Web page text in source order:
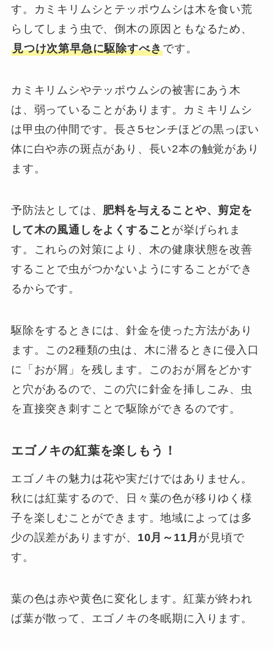
す。カミキリムシとテッポウムシは木を食い荒
らしてしまう虫で、倒木の原因ともなるため、
見つけ次第早急に駆除すべきです。
カミキリムシやテッポウムシの被害にあう木
は、弱っていることがあります。カミキリムシ
は甲虫の仲間です。長さ5センチほどの黒っぽい
体に白や赤の斑点があり、長い2本の触覚があり
ます。
予防法としては、 肥料を与えることや、剪定を
して木の風通しをよくすること が挙げられま
す。これらの対策により、木の健康状態を改善
することで虫がつかないようにすることができ
るからです。
駆除をするときには、針金を使った方法があり
ます。この2種類の虫は、木に潜るときに侵入口
に「おが屑」を残します。このおが屑をどかす
と穴があるので、この穴に針金を挿しこみ、虫
を直接突き刺すことで駆除ができるのです。
エゴノキの紅葉を楽しもう！
エゴノキの魅力は花や実だけではありません。
秋には紅葉するので、日々葉の色が移りゆく様
子を楽しむことができます。地域によっては多
少の誤差がありますが、 10月～11月 が見頃で
す。
葉の色は赤や黄色に変化します。紅葉が終われ
ば葉が散って、エゴノキの冬眠期に入ります。